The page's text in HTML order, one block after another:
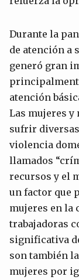
Durante la
de atención a
generó gran
atención
Las mujeres
sufrir
violencia
llamados
recursos y el
un factor que
mujeres en la
trabajadoras
significativa
son también
mujeres por